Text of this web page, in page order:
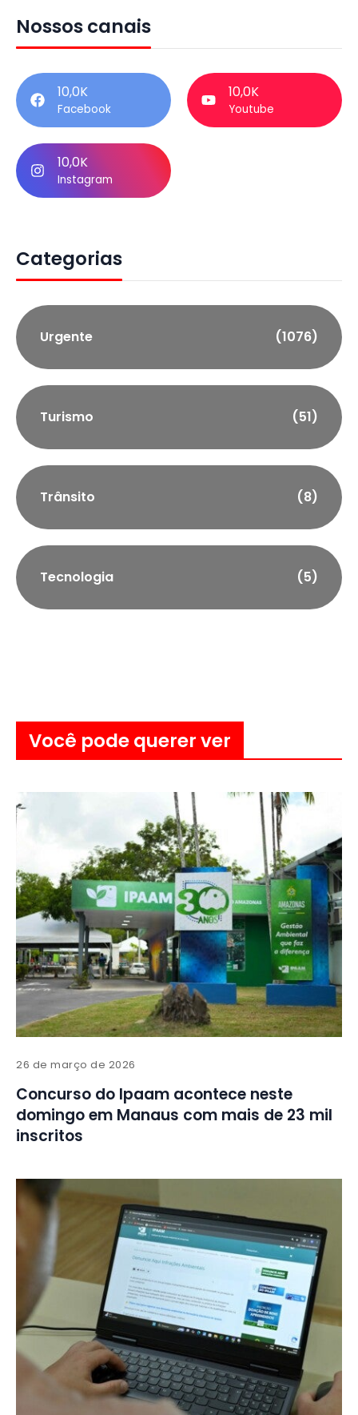
Nossos canais
10,0K
Facebook
10,0K
Youtube
10,0K
Instagram
Categorias
Urgente (1076)
Turismo (51)
Trânsito (8)
Tecnologia (5)
Você pode querer ver
26 de março de 2026
Concurso do Ipaam acontece neste
domingo em Manaus com mais de 23 mil
inscritos